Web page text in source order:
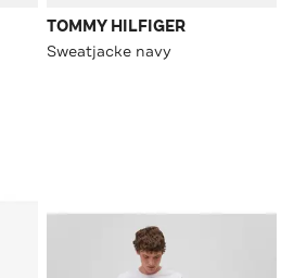
TOMMY HILFIGER
Sweatjacke navy